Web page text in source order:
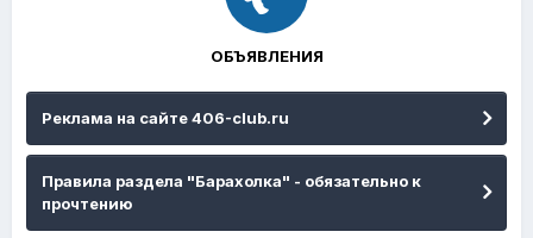
ОБЪЯВЛЕНИЯ
Реклама на сайте 406-club.ru
Правила раздела "Барахолка" - обязательно к
прочтению